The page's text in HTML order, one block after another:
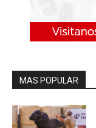
MAS POPULAR